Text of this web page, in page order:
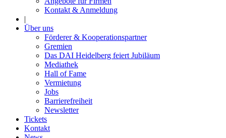
Kontakt & Anmeldung
|
Über uns
Förderer & Kooperationspartner
Gremien
Das DAI Heidelberg feiert Jubiläum
Mediathek
Hall of Fame
Vermietung
Jobs
Barrierefreiheit
Newsletter
Tickets
Kontakt